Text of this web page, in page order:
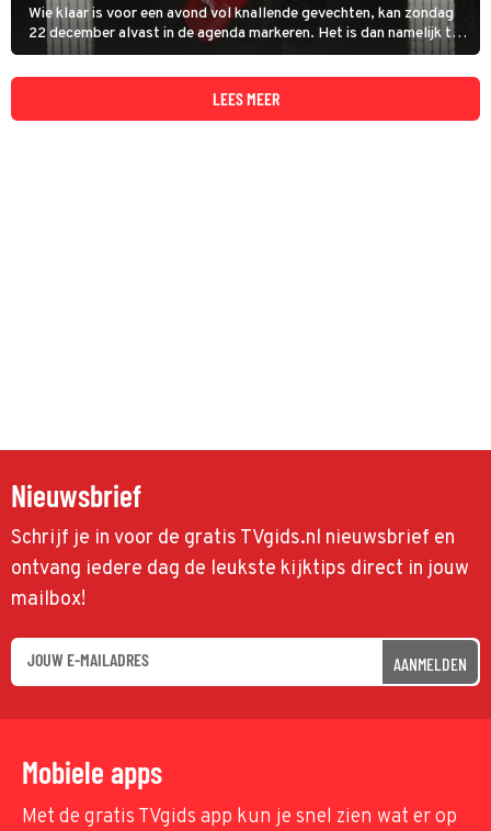
Wie klaar is voor een avond vol knallende gevechten, kan zondag
22 december alvast in de agenda markeren. Het is dan namelijk tijd
voor Boxing Influencers 2024, een spektakel waar influencers,
bekende Nederlanders en professionele vechters elkaar uitdagen
LEES MEER
Nieuwsbrief
Schrijf je in voor de gratis TVgids.nl nieuwsbrief en
ontvang iedere dag de leukste kijktips direct in jouw
mailbox!
AANMELDEN
Mobiele apps
Met de gratis TVgids app kun je snel zien wat er op